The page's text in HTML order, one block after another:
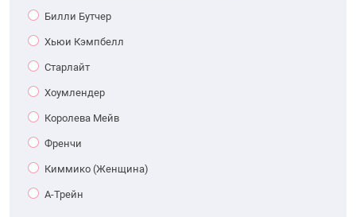
Билли Бутчер
Хьюи Кэмпбелл
Старлайт
Хоумлендер
Королева Мейв
Френчи
Киммико (Женщина)
А-Трейн